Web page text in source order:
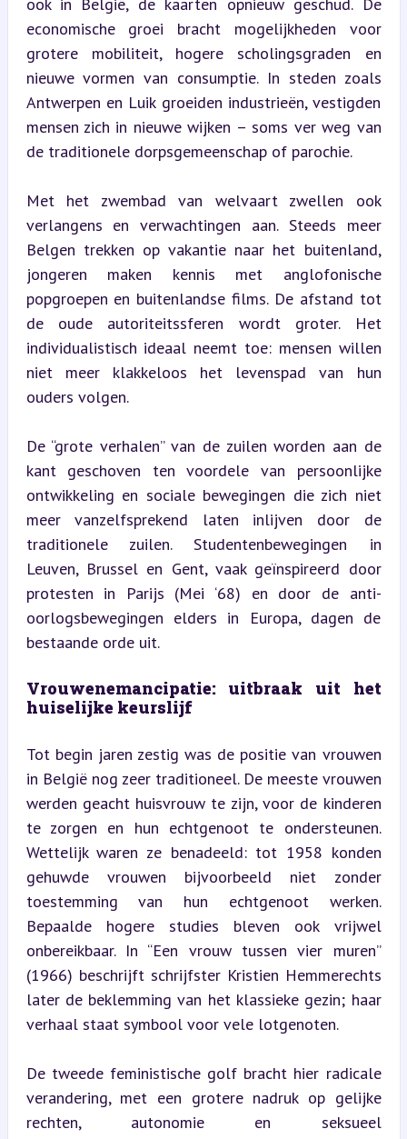
economische groei bracht mogelijkheden voor
grotere mobiliteit, hogere scholingsgraden en
nieuwe vormen van consumptie. In steden zoals
Antwerpen en Luik groeiden industrieën, vestigden
mensen zich in nieuwe wijken – soms ver weg van
de traditionele dorpsgemeenschap of parochie.
Met het zwembad van welvaart zwellen ook
verlangens en verwachtingen aan. Steeds meer
Belgen trekken op vakantie naar het buitenland,
jongeren maken kennis met anglofonische
popgroepen en buitenlandse films. De afstand tot
de oude autoriteitssferen wordt groter. Het
individualistisch ideaal neemt toe: mensen willen
niet meer klakkeloos het levenspad van hun
ouders volgen.
De “grote verhalen” van de zuilen worden aan de
kant geschoven ten voordele van persoonlijke
ontwikkeling en sociale bewegingen die zich niet
meer vanzelfsprekend laten inlijven door de
traditionele zuilen. Studentenbewegingen in
Leuven, Brussel en Gent, vaak geïnspireerd door
protesten in Parijs (Mei ‘68) en door de anti-
oorlogsbewegingen elders in Europa, dagen de
bestaande orde uit.
Vrouwenemancipatie: uitbraak uit het
huiselijke keurslijf
Tot begin jaren zestig was de positie van vrouwen
in België nog zeer traditioneel. De meeste vrouwen
werden geacht huisvrouw te zijn, voor de kinderen
te zorgen en hun echtgenoot te ondersteunen.
Wettelijk waren ze benadeeld: tot 1958 konden
gehuwde vrouwen bijvoorbeeld niet zonder
toestemming van hun echtgenoot werken.
Bepaalde hogere studies bleven ook vrijwel
onbereikbaar. In “Een vrouw tussen vier muren”
(1966) beschrijft schrijfster Kristien Hemmerechts
later de beklemming van het klassieke gezin; haar
verhaal staat symbool voor vele lotgenoten.
De tweede feministische golf bracht hier radicale
verandering, met een grotere nadruk op gelijke
rechten, autonomie en seksueel